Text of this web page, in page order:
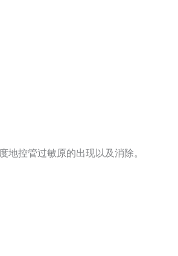
地控管过敏原的出现以及消除。